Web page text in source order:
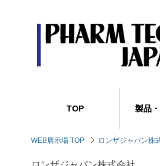
TOP 製品
WEB展示場 TOP ロンザジャパン株